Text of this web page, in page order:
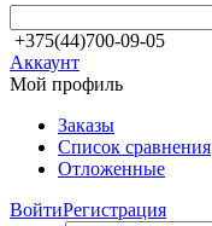
+375(44)700-09-05
Аккаунт
Мой профиль
Заказы
Список сравнения
Отложенные
ВойтиРегистрация